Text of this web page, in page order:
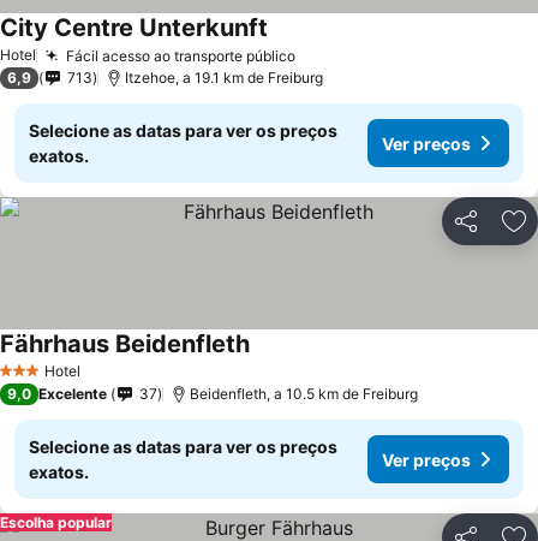
Hotel Fácil acesso ao transporte público
City Centre Unterkunft
6,9 713 Itzehoe, a 19.1 km de Freiburg
Selecione as datas para ver os preços
exatos.
Ver preços
Partilhar
3 EstrelasHotel
Fährhaus Beidenfleth
9,0 Excelente 37 Beidenfleth, a 10.5 km de Freiburg
Selecione as datas para ver os preços
exatos.
Ver preços
Escolha popular